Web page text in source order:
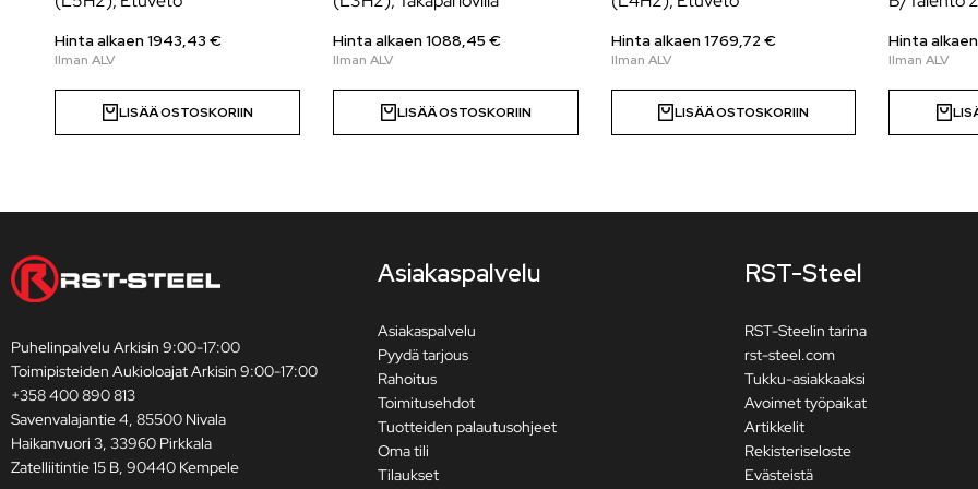
Hinta alkaen1943,43 €
LISÄÄ OSTOSKORIIN
Hinta alkaen1088,45 €
LISÄÄ OSTOSKORIIN
Hinta alkaen1769,72 €
LISÄÄ OSTOSKORIIN
Hinta
Puhelinpalvelu Arkisin 9:00-17:00
Toimipisteiden Aukioloajat Arkisin 9:00-17:00
+358 400 890 813
Savenvalajantie 4, 85500 Nivala
Haikanvuori 3, 33960 Pirkkala
Zatelliitintie 15 B, 90440 Kempele
Asiakaspalvelu
Asiakaspalvelu
Pyydä tarjous
Rahoitus
Toimitusehdot
Tuotteiden palautusohjeet
Oma tili
Tilaukset
RST-Steel
RST-Steelin tarina
rst-steel.com
Tukku-asiakkaaksi
Avoimet työpaikat
Artikkelit
Rekisteriseloste
Evästeistä